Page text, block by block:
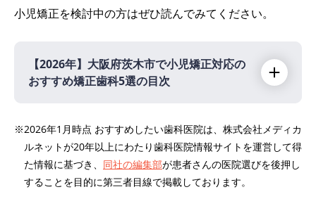
小児矯正を検討中の方はぜひ読んでみてください。
【2026年】 大阪府茨木市で小児矯正対応の
おすすめ矯正歯科5選の目次
医療法人真摯会 茨木クローバー歯科・矯正歯
科
新井歯科
※2026年1月時点 おすすめしたい歯科医院は、株式会社メディカ
ルネットが20年以上にわたり歯科医院情報サイトを運営して得
た情報に基づき、 同社の編集部が患者さんの医院選びを後押し
することを目的に第三者目線で掲載しております。